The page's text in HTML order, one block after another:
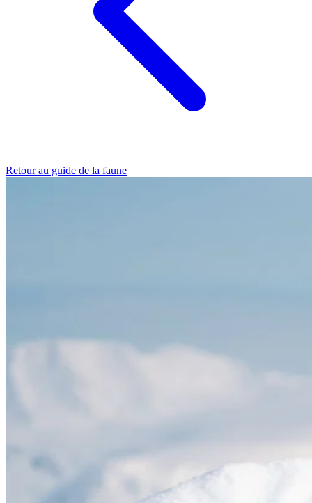
Retour au guide de la faune